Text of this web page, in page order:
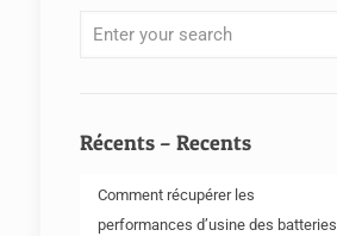
Récents – Recents
Comment récupérer les
performances d’usine des batteries